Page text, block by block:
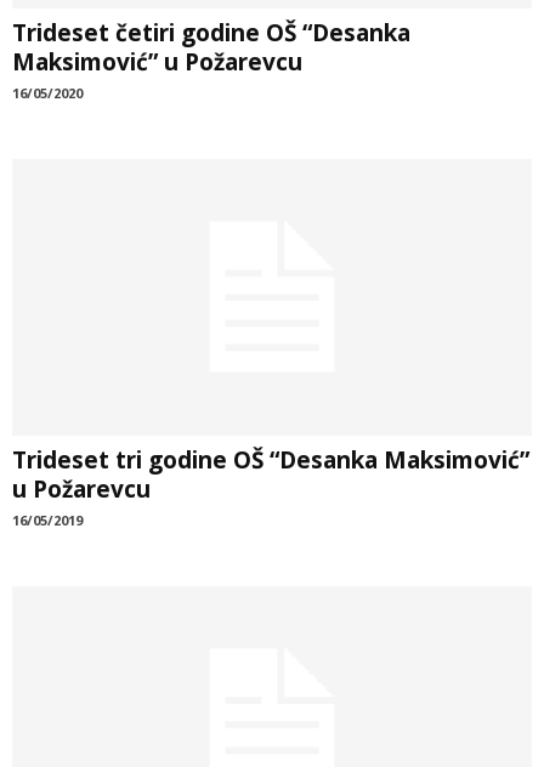
Trideset četiri godine OŠ “Desanka
Maksimović” u Požarevcu
16/05/2020
Trideset tri godine OŠ “Desanka Maksimović”
u Požarevcu
16/05/2019